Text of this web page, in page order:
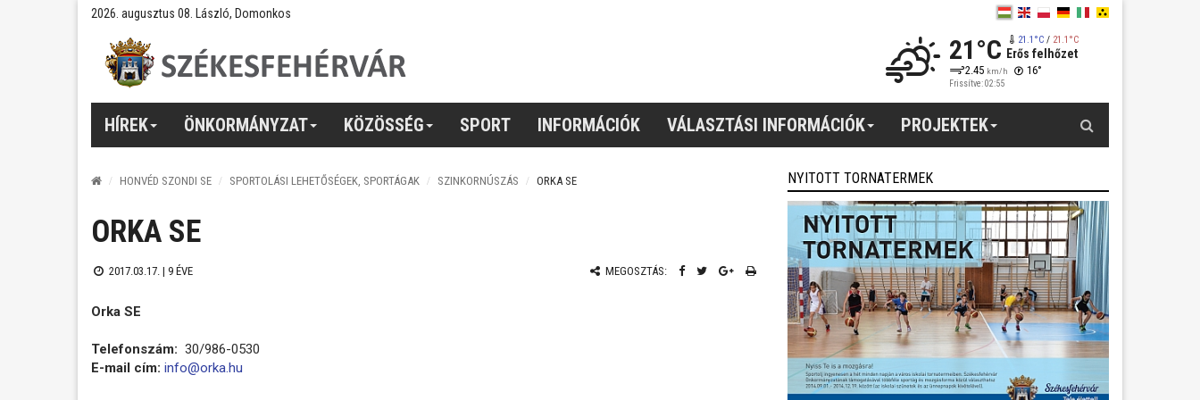
2026. augusztus 08. László, Domonkos
21°C 21.1°C/ 21.1°C
Erős felhőzet
2.45 km/h 16°
Frissítve: 02:55
HÍREK ÖNKORMÁNYZAT KÖZÖSSÉG SPORT INFORMÁCIÓK VÁLASZTÁSI INFORMÁCIÓK PROJEKTEK
HONVÉD SZONDI SE SPORTOLÁSI LEHETŐSÉGEK, SPORTÁGAK SZINKORNÚSZÁS ORKA SE
ORKA SE
2017.03.17. | 9 ÉVE MEGOSZTÁS:
Orka SE
Telefonszám: 30/986-0530
E-mail cím: info@orka.hu
NYITOTT TORNATERMEK